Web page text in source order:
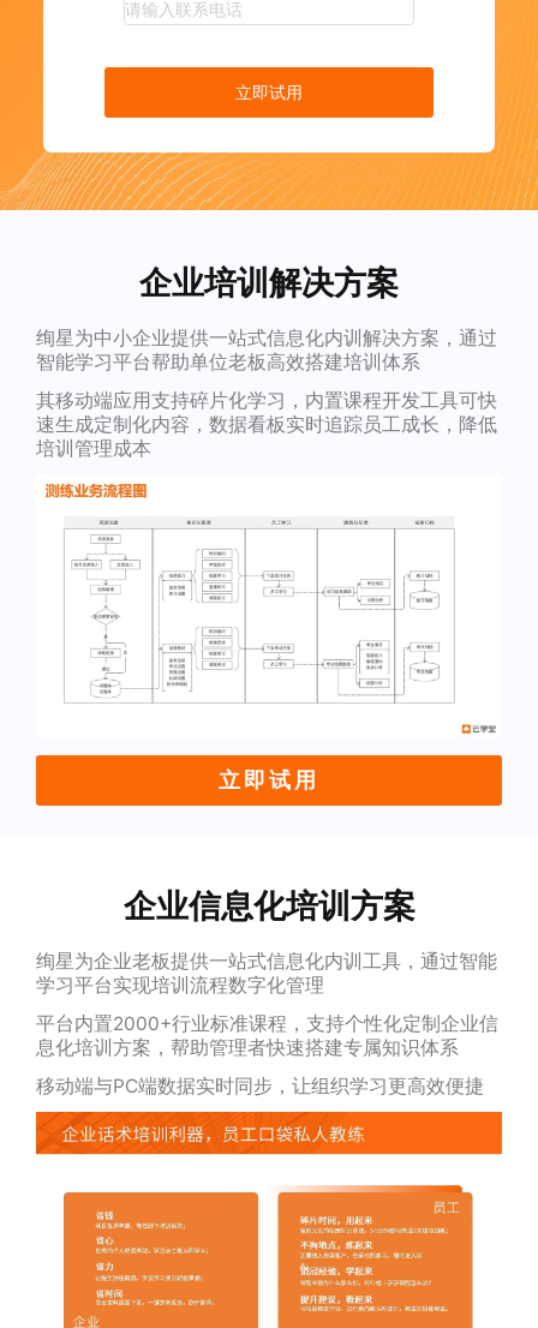
立即试用
企业培训解决方案
绚星为中小企业提供一站式信息化内训解决方案，通过
智能学习平台帮助单位老板高效搭建培训体系
其移动端应用支持碎片化学习，内置课程开发工具可快
速生成定制化内容，数据看板实时追踪员工成长，降低
培训管理成本
立即试用
企业信息化培训方案
绚星为企业老板提供一站式信息化内训工具，通过智能
学习平台实现培训流程数字化管理
平台内置2000+行业标准课程，支持个性化定制企业信
息化培训方案，帮助管理者快速搭建专属知识体系
移动端与PC端数据实时同步，让组织学习更高效便捷